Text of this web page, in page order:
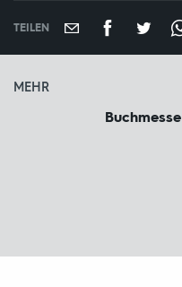
TEILEN
MEHR
Buchmesse